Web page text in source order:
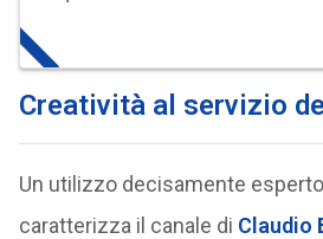
Creatività al servizio
Un utilizzo decisamente
caratterizza il canale di Claudio